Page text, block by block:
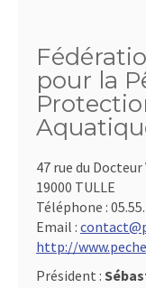
pour la
47 rue du
19000 TULLE
Téléphone :
Email :
http://
Président :